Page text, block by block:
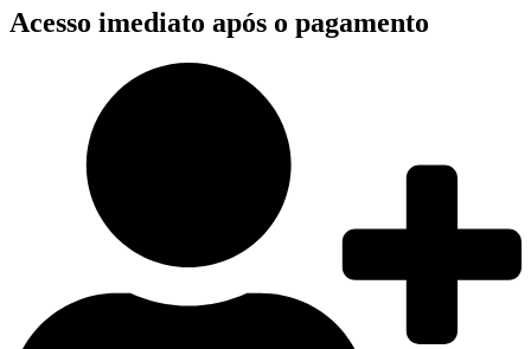
Acesso imediato após o pagamento